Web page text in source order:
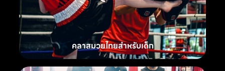
คลาสมวยไทยสำหรับเด็ก